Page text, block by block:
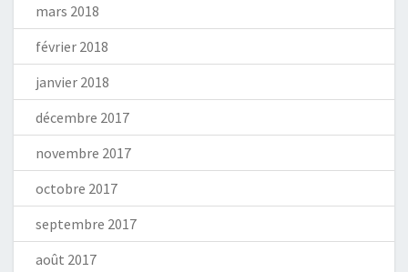
mars 2018
février 2018
janvier 2018
décembre 2017
novembre 2017
octobre 2017
septembre 2017
août 2017